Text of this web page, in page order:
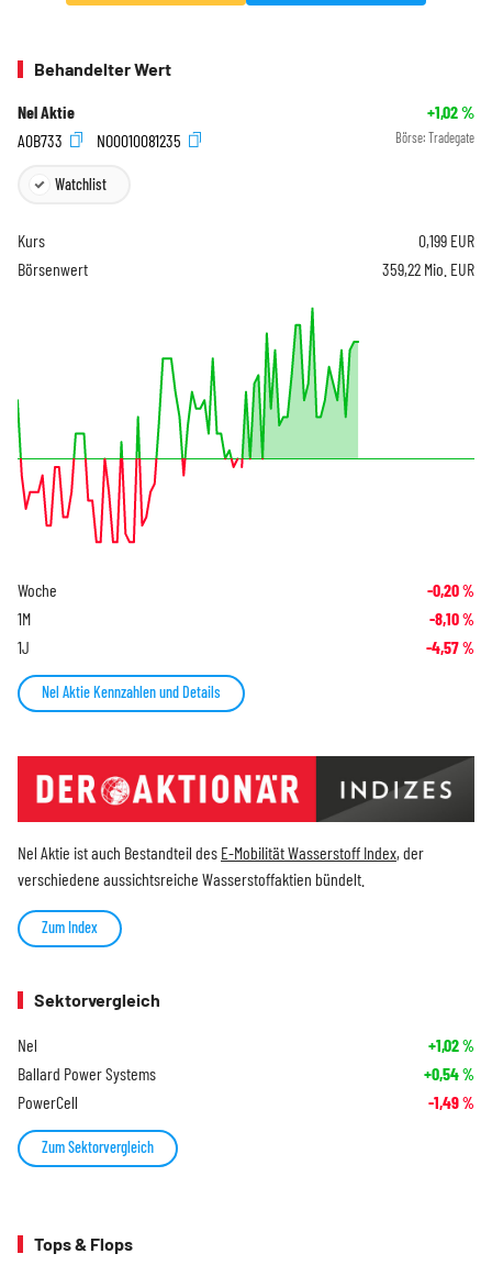
Behandelter Wert
Nel Aktie +1,02%
A0B733
NO0010081235 Börse: Tradegate
Watchlist
Kurs 0,199 EUR
Börsenwert
359,22 Mio. EUR
Woche -0,20%
1M -8,10%
1J -4,57%
Nel Aktie Kennzahlen und Details
Nel Aktie ist auch Bestandteil des E-Mobilität Wasserstoff Index, der
verschiedene aussichtsreiche Wasserstoffaktien bündelt.
Zum Index
Sektorvergleich
Nel +1,02%
Ballard Power Systems +0,54%
PowerCell -1,49%
Zum Sektorvergleich
Tops & Flops